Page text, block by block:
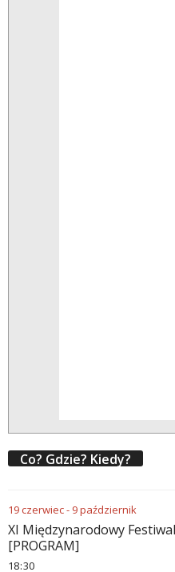
Co? Gdzie? Kiedy?
19czerwiec- 9październik
XI Międzynarodowy
[PROGRAM]
18:30